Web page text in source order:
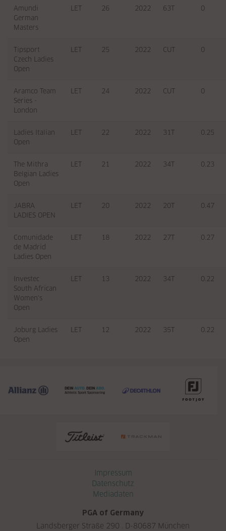
Amundi
German
Masters
LET 26 2022 63T 0
Tipsport
Czech Ladies
Open
LET 25 2022 CUT 0
Aramco Team
Series -
London
LET 24 2022 CUT 0
Ladies Italian
Open
LET 22 2022 31T 0.25
The Mithra
Belgian Ladies
Open
LET 21 2022 34T 0.23
JABRA
LADIES OPEN
LET 20 2022 20T 0.47
Comunidade
de Madrid
Ladies Open
LET 18 2022 27T 0.27
Investec
South African
Women's
Open
LET 13 2022 34T 0.22
Joburg Ladies
Open
LET 12 2022 35T 0.22
Impressum
Datenschutz
Mediadaten
PGA of Germany
Landsberger Straße 290 . D-80687 München